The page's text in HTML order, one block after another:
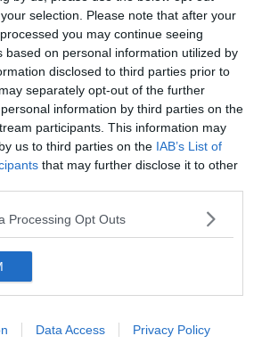
selection. Please note that after your
you may continue seeing
based on personal information utilized by
disclosed to third parties prior to
separately opt-out of the further
information by third parties on the
participants. This information may
us to third parties on the IAB’s List of
that may further disclose it to other
Processing Opt Outs
Data Access Privacy Policy
sélectionné :
nature sauvage inoubliable. De